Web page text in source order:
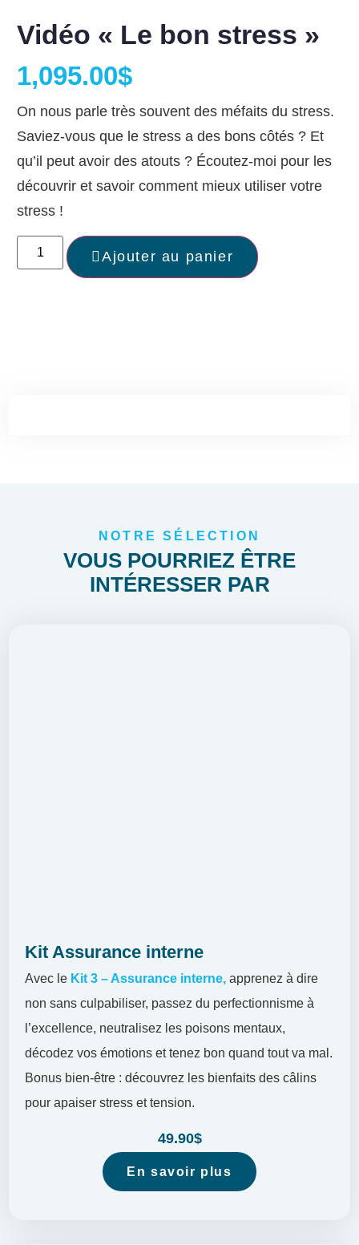
Vidéo « Le bon stress »
1,095.00$
On nous parle très souvent des méfaits du stress.
Saviez-vous que le stress a des bons côtés ? Et
qu’il peut avoir des atouts ? Écoutez-moi pour les
découvrir et savoir comment mieux utiliser votre
stress !
Ajouter au panier
NOTRE SÉLECTION
VOUS POURRIEZ ÊTRE
INTÉRESSER PAR
Kit Assurance interne
Avec le Kit 3 – Assurance interne,apprenez à dire
non sans culpabiliser, passez du perfectionnisme à
l’excellence, neutralisez les poisons mentaux,
décodez vos émotions et tenez bon quand tout va mal.
Bonus bien-être : découvrez les bienfaits des câlins
pour apaiser stress et tension.
En savoir plus
49.90$